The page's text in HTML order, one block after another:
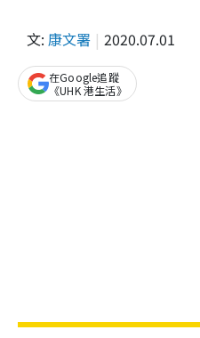
文: 康文署 2020.07.01
在Google追蹤
《UHK 港生活》